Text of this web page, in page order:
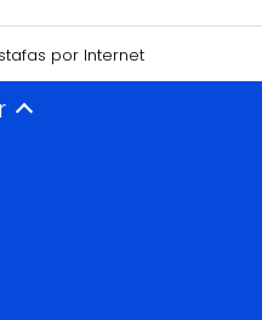
por Internet